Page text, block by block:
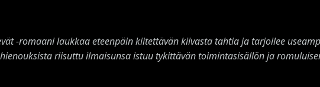
-romaani laukkaa eteenpäin kiitettävän kiivasta tahtia ja tarjoilee
riisuttu ilmaisunsa istuu tykittävän toimintasisällön ja